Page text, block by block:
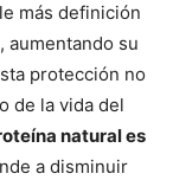
más definición
aumentando su
protección no
de la vida del
natural es
a disminuir